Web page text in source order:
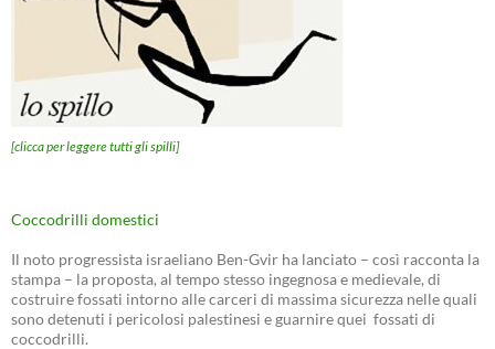
[clicca per leggere tutti gli spilli]
Coccodrilli domestici
Il noto progressista israeliano Ben-Gvir ha lanciato – così racconta la
stampa – la proposta, al tempo stesso ingegnosa e medievale, di
costruire fossati intorno alle carceri di massima sicurezza nelle quali
sono detenuti i pericolosi palestinesi e guarnire quei fossati di
coccodrilli.